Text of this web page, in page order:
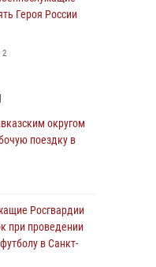
Героя России
2
товарищей,
долга
5
прошли
округом
поездку в
Росгвардии
при проведении
в Санкт-